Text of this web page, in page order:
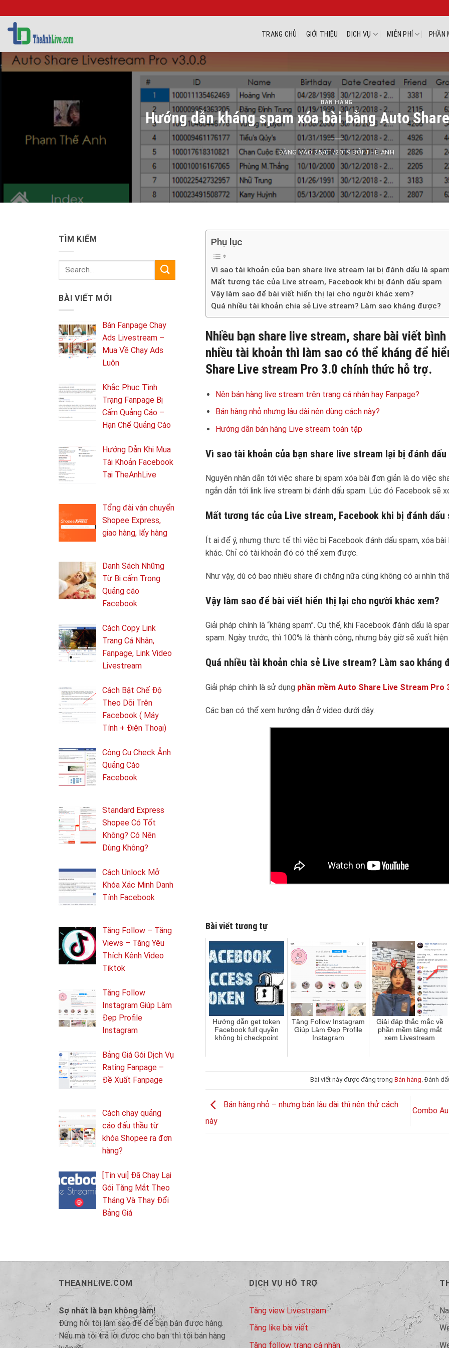
qua
nội
dung
TRANG CHỦ GIỚI THIỆU DỊCH VỤ MIỄN PHÍ PHẦN
BÁN HÀNG
Hướng dẫn kháng spam xóa bài bằng Auto
ĐĂNG VÀO25/01/2019 BỞITHẾ ANH
TÌM KIẾM
BÀI VIẾT MỚI
Bán Fanpage Chạy
Ads Livestream –
Mua Về Chạy Ads
Luôn
Khắc Phục Tình
Trạng Fanpage Bị
Cấm Quảng Cáo –
Hạn Chế Quảng Cáo
Hướng Dẫn Khi Mua
Tài Khoản Facebook
Tại TheAnhLive
Tổng ​đài vận chuyển
Shopee Express,
giao hàng, lấy hàng
Danh Sách Những
Từ Bị cấm Trong
Quảng cáo
Facebook
Cách Copy Link
Trang Cá Nhân,
Fanpage, Link Video
Livestream
Cách Bật Chế Độ
Theo Dõi Trên
Facebook ( Máy
Tính + Điện Thoại)
Công Cụ Check Ảnh
Quảng Cáo
Facebook
Standard Express
Shopee Có Tốt
Không? Có Nên
Dùng Không?
Cách Unlock Mở
Khóa Xác Minh Danh
Tính Facebook
Tăng Follow – Tăng
Views – Tăng Yêu
Thích Kênh Video
Tiktok
Tăng Follow
Instagram Giúp Làm
Đẹp Profile
Instagram
Bảng Giá Gói Dịch Vụ
Rating Fanpage –
Đề Xuất Fanpage
Cách chạy quảng
cáo đấu thầu từ
khóa Shopee ra đơn
hàng?
[Tin vui] Đã Chạy Lại
Gói Tăng Mắt Theo
Tháng Và Thay Đổi
Bảng Giá
Phụ lục
Vì sao tài khoản của bạn share live stream lại bị đánh dấu là
Mất tương tác của Live stream, Facebook khi bị đánh dấu spam
Vậy làm sao để bài viết hiển thị lại cho người khác xem?
Quá nhiều tài khoản chia sẻ Live stream? Làm sao kháng được?
Nhiều bạn share live stream, share bài viết
nhiều tài khoản thì làm sao có thể kháng để
Share Live stream Pro 3.0 chính thức hỗ trợ.
Nên bán hàng live stream trên trang cá nhân hay Fanpage?
Bán hàng nhỏ nhưng lâu dài nên dùng cách này?
Hướng dẫn bán hàng Live stream toàn tập
Vì sao tài khoản của bạn share live stream lại bị đánh dấu
Nguyên nhân dẫn tới việc share bị spam xóa bài đơn giản là do việc
ngắn dẫn tới link live stream bị đánh dấu spam. Lúc đó Facebook sẽ
Mất tương tác của Live stream, Facebook khi bị đánh dấu
Ít ai để ý, nhưng thực tế thì việc bị Facebook đánh dấu spam, xóa
khác. Chỉ có tài khoản đó có thể xem được.
Như vậy, dù có bao nhiêu share đi chăng nữa cũng không có ai nhìn
Vậy làm sao để bài viết hiển thị lại cho người khác xem?
Giải pháp chính là “kháng spam”. Cụ thể, khi Facebook đánh dấu là
spam. Ngày trước, thì 100% là thành công, nhưng bây giờ sẽ xuất
Quá nhiều tài khoản chia sẻ Live stream? Làm sao kháng
Giải pháp chính là sử dụng phần mềm Auto Share Live Stream Pro
Các bạn có thể xem hướng dẫn ở video dưới dây.
Bài viết tương tự
Hướng dẫn get token
Facebook full quyền
không bị checkpoint
Tăng Follow Instagram
Giúp Làm Đẹp Profile
Instagram
Giải đáp thắc mắc về
phần mềm tăng mắt
xem Livestream
Bài viết này được đăng trong Bán hàng . Đánh
Bán hàng nhỏ – nhưng bán lâu dài thì nên thử cách
này
Combo
THEANHLIVE.COM
Sợ nhất là bạn không làm!
Đừng hỏi tôi làm sao để để bạn bán được hàng.
Nếu mà tôi trả lời được cho bạn thì tôi bán hàng
DỊCH VỤ HỖ TRỢ
Tăng view Livestream
Tăng like bài viết
Tăng follow trang cá nhân